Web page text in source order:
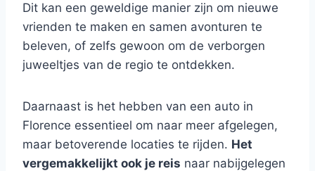
Dit kan een geweldige manier zijn om nieuwe
vrienden te maken en samen avonturen te
beleven, of zelfs gewoon om de verborgen
juweeltjes van de regio te ontdekken.
Daarnaast is het hebben van een auto in
Florence essentieel om naar meer afgelegen,
maar betoverende locaties te rijden. Het
vergemakkelijkt ook je reis naar nabijgelegen